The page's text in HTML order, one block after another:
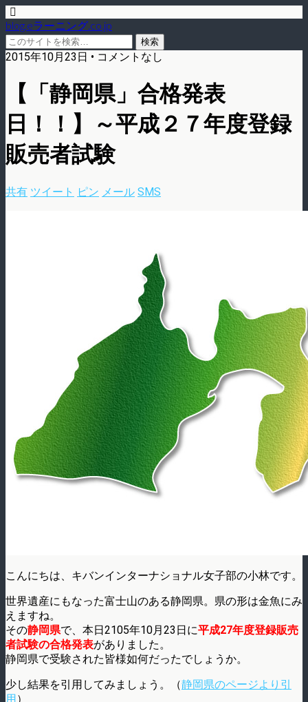
blog.eラーニング.co.jp
2015年10月23日 • コメントなし
【「静岡県」合格発表
日！！】～平成２７年度登録
販売者試験
共有 ツイート ピン メール SMS
こんにちは、キバンインターナショナル女子部の小林です。
世界遺産にもなった富士山のある静岡県。県の形は金魚にみ
えますね。
その静岡県で、本日2105年10月23日に平成27年度登録販売
者試験の合格発表がありました。
静岡県で受験された皆様如何だったでしょうか。
少し結果を引用してみましょう。（静岡県のページより引
用）